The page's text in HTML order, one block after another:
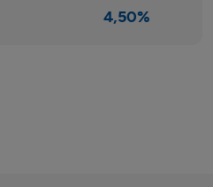
4,50%